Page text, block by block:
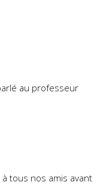
au professeur
à tous nos amis avant